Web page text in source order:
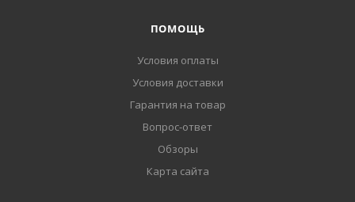
ПОМОЩЬ
Условия оплаты
Условия доставки
Гарантия на товар
Вопрос-ответ
Обзоры
Карта сайта